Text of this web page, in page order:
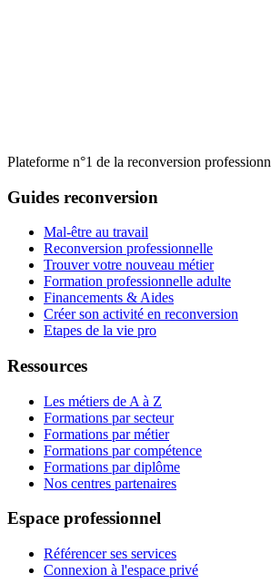
Plateforme n°1 de la reconversion
Guides reconversion
Mal-être au travail
Reconversion professionnelle
Trouver votre nouveau métier
Formation professionnelle adulte
Financements & Aides
Créer son activité en reconversion
Etapes de la vie pro
Ressources
Les métiers de A à Z
Formations par secteur
Formations par métier
Formations par compétence
Formations par diplôme
Nos centres partenaires
Espace professionnel
Référencer ses services
Connexion à l'espace privé